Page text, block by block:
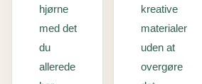
hjørne
med det
du
allerede
kreative
materialer
uden at
overgøre